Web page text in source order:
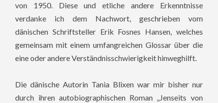
von 1950. Diese und etliche andere Erkenntnisse
verdanke ich dem Nachwort, geschrieben vom
dänischen Schriftsteller Erik Fosnes Hansen, welches
gemeinsam mit einem umfangreichen Glossar über die
eine oder andere Verständnisschwierigkeit hinweghilft.
Die dänische Autorin Tania Blixen war mir bisher nur
durch ihren autobiographischen Roman „Jenseits von